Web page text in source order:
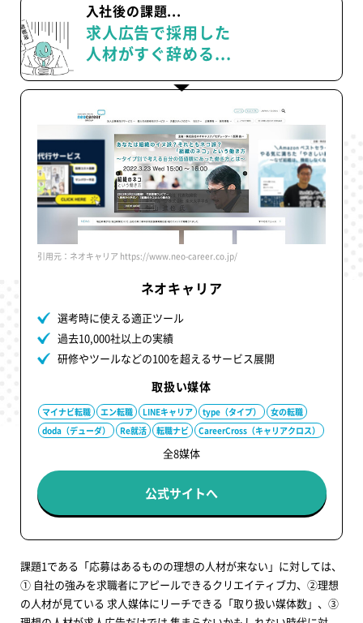
入社後の課題...
求人広告で採用した
人材がすぐ辞める...
引用元：ネオキャリア https://www.neo-career.co.jp/
ネオキャリア
選考時に使える適正ツール
過去10,000社以上の実績
研修やツールなどの100を超えるサービス展開
取扱い媒体
マイナビ転職 エン転職 LINEキャリア type（タイプ）
女の転職
doda（デューダ）
Re就活 転職ナビ CareerCross（キャリアクロス）
全8媒体
公式サイトへ
課題1である「応募はあるものの理想の人材が来ない」に対しては、
① 自社の強みを求職者にアピールできるクリエイティブ力、②理想
の人材が見ている 求人媒体にリーチできる「取り扱い媒体数」、③